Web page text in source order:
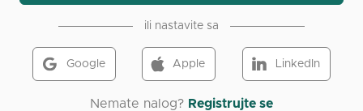
ili nastavite sa
Google Apple LinkedIn
Nemate nalog? Registrujte se